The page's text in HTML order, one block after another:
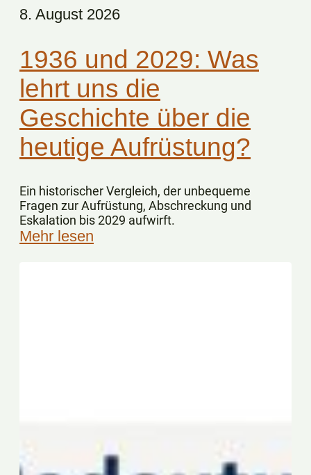
8. August 2026
1936 und 2029: Was
lehrt uns die
Geschichte über die
heutige Aufrüstung?
Ein historischer Vergleich, der unbequeme
Fragen zur Aufrüstung, Abschreckung und
Eskalation bis 2029 aufwirft.
Mehr lesen